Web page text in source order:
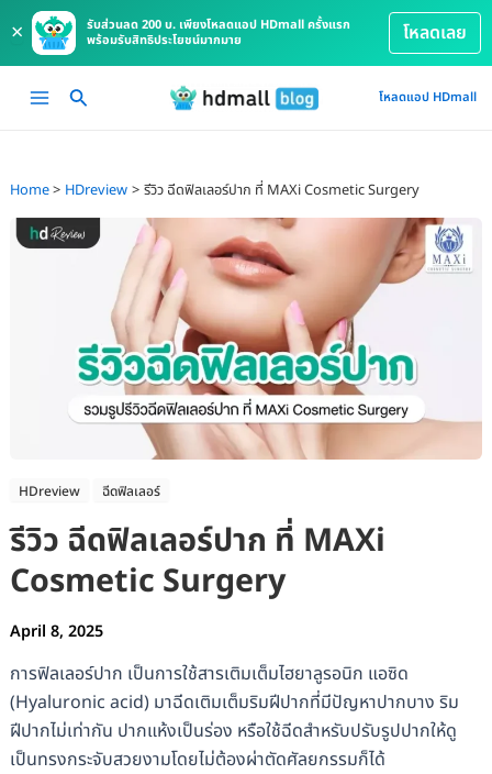
×
รับส่วนลด 200 บ. เพียงโหลดแอป HDmall ครั้งแรก
พร้อมรับสิทธิประโยชน์มากมาย
โหลดเลย
Main
โหลดแอป HDmall
Home HDreview รีวิว ฉีดฟิลเลอร์ปาก ที่ MAXi Cosmetic Surgery
HDreview ฉีดฟิลเลอร์
รีวิว ฉีดฟิลเลอร์ปาก ที่ MAXi
Cosmetic Surgery
April 8, 2025
การฟิลเลอร์ปาก เป็นการใช้สารเติมเต็มไฮยาลูรอนิก แอซิด
(Hyaluronic acid) มาฉีดเติมเต็มริมฝีปากที่มีปัญหาปากบาง ริม
ฝีปากไม่เท่ากัน ปากแห้งเป็นร่อง หรือใช้ฉีดสำหรับปรับรูปปากให้ดู
เป็นทรงกระจับสวยงามโดยไม่ต้องผ่าตัดศัลยกรรมก็ได้